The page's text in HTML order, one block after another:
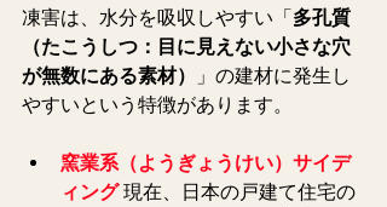
凍害は、水分を吸収しやすい「多孔質
（たこうしつ：目に見えない小さな穴
が無数にある素材）
」の建材に発生し
やすいという特徴があります。
窯業系（ようぎょうけい）サイデ
ィング 現在、日本の戸建て住宅の